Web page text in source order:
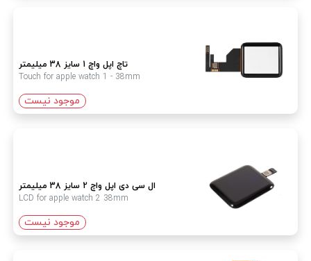
تاچ اپل واچ 1 سایز 38 میلیمتر
Touch for apple watch 1 - 38mm
موجود نیست
ال سی دی اپل واچ 2 سایز 38 میلیمتر
LCD for apple watch 2 38mm
موجود نیست